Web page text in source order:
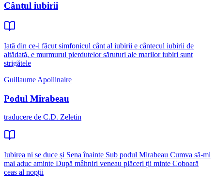
Cântul iubirii
Iată din ce-i făcut simfonicul cânt al iubirii e cântecul iubirii de
altădată, e murmurul pierdutelor săruturi ale marilor iubiri sunt
strigătele
Guillaume Apollinaire
Podul Mirabeau
traducere de C.D. Zeletin
Iubirea ni se duce și Sena înainte Sub podul Mirabeau Cumva să-mi
mai aduc aminte După mâhniri veneau plăceri ții minte Coboară
ceas al nopții